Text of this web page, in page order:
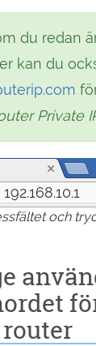
du redan
kan du
Private
192.168.10.1
och